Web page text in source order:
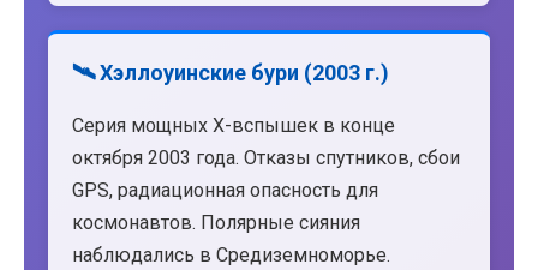
🛰️ Хэллоуинские бури (2003 г.)
Серия мощных X-вспышек в конце
октября 2003 года. Отказы спутников, сбои
GPS, радиационная опасность для
космонавтов. Полярные сияния
наблюдались в Средиземноморье.